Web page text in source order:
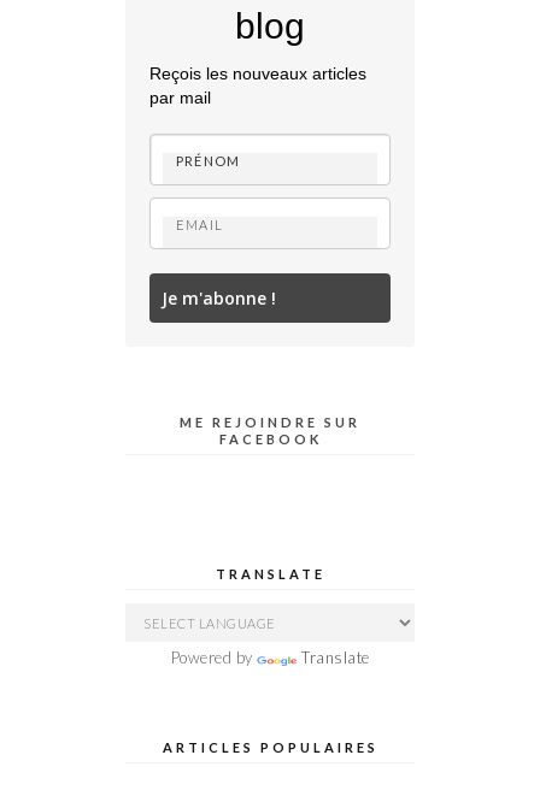
blog
Reçois les nouveaux articles
par mail
Je m'abonne !
ME REJOINDRE SUR
FACEBOOK
TRANSLATE
Powered by Translate
ARTICLES POPULAIRES